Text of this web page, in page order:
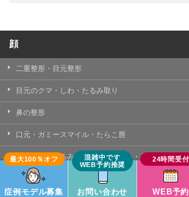
顔
二重整形・目元整形
目元のクマ・しわ・たるみ取り
鼻の整形
口元・ガミースマイル・たらこ唇
小顔・顔のたるみ・フェイスライン・リフトアップ
ヒアルロン酸注射
症例モデル募集 お問い合わせ WEB予約